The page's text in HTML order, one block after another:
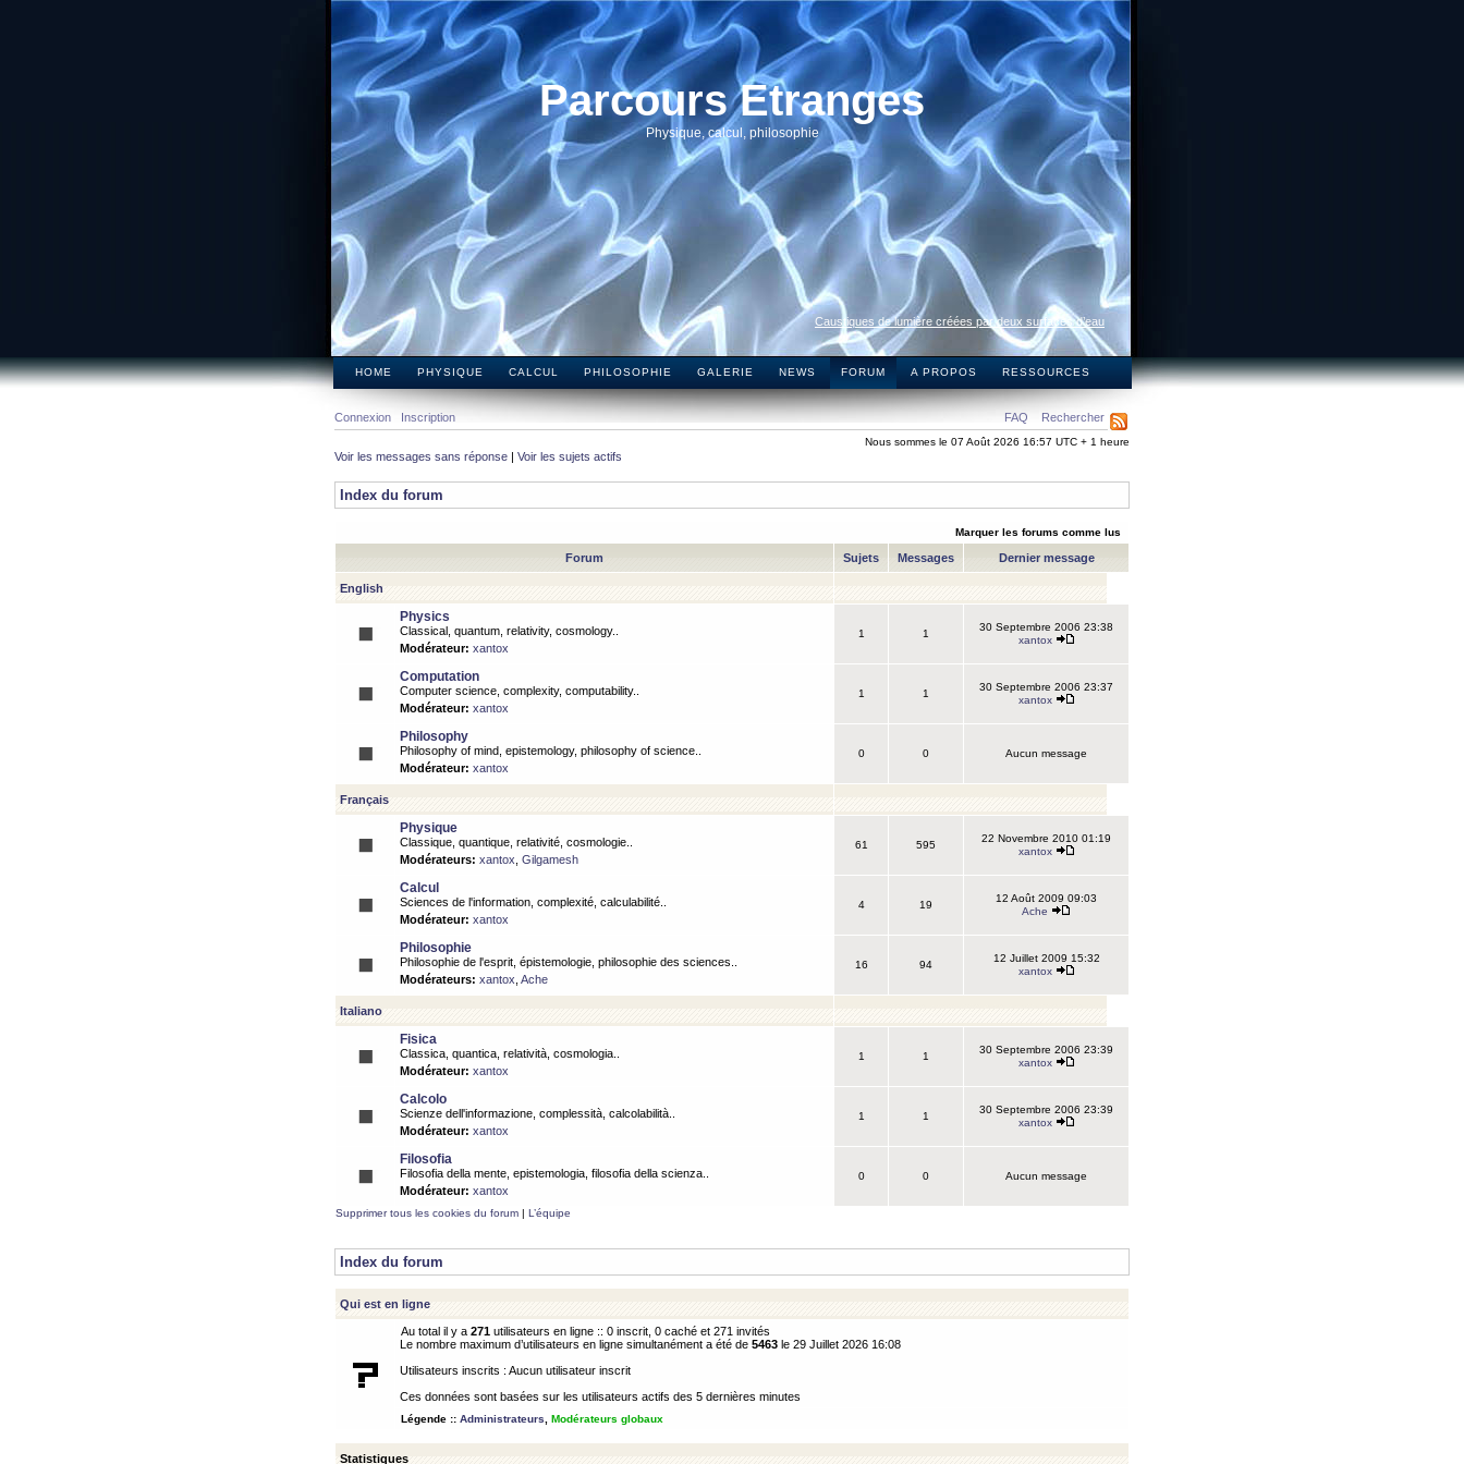
Parcours Etranges
Physique, calcul, philosophie
Caustiques de lumière créées par deux surfaces d’eau
HOME PHYSIQUE CALCUL PHILOSOPHIE GALERIE NEWS FORUM A PROPOS RESSOURCES
FAQ Rechercher
Connexion Inscription
Nous sommes le 07 Août 2026 16:57 UTC + 1 heure
Voir les messages sans réponse | Voir les sujets actifs
Index du forum
Marquer les forums comme lus
Forum Sujets Messages Dernier message
English
Physics
Classical, quantum, relativity, cosmology..
Modérateur: xantox
1 1
30 Septembre 2006 23:38
xantox
Computation
Computer science, complexity, computability..
Modérateur: xantox
1 1
30 Septembre 2006 23:37
xantox
Philosophy
Philosophy of mind, epistemology, philosophy of science..
Modérateur: xantox
0 0 Aucun message
Français
Physique
Classique, quantique, relativité, cosmologie..
Modérateurs: xantox Gilgamesh
61 595
22 Novembre 2010 01:19
xantox
Calcul
Sciences de l'information, complexité, calculabilité..
Modérateur: xantox
4 19
12 Août 2009 09:03
Ache
Philosophie
Philosophie de l'esprit, épistemologie, philosophie des sciences..
Modérateurs: xantox Ache
16 94
12 Juillet 2009 15:32
xantox
Italiano
Fisica
Classica, quantica, relatività, cosmologia..
Modérateur: xantox
1 1
30 Septembre 2006 23:39
xantox
Calcolo
Scienze dell'informazione, complessità, calcolabilità..
Modérateur: xantox
1 1
30 Septembre 2006 23:39
xantox
Filosofia
Filosofia della mente, epistemologia, filosofia della scienza..
Modérateur: xantox
0 0 Aucun message
Supprimer tous les cookies du forum | L’équipe
Index du forum
Qui est en ligne
Au total il y a 271 utilisateurs en ligne :: 0 inscrit, 0 caché et 271 invités
Le nombre maximum d’utilisateurs en ligne simultanément a été de 5463 le 29 Juillet 2026 16:08
Utilisateurs inscrits : Aucun utilisateur inscrit
Ces données sont basées sur les utilisateurs actifs des 5 dernières minutes
Légende :: Administrateurs Modérateurs globaux
Statistiques